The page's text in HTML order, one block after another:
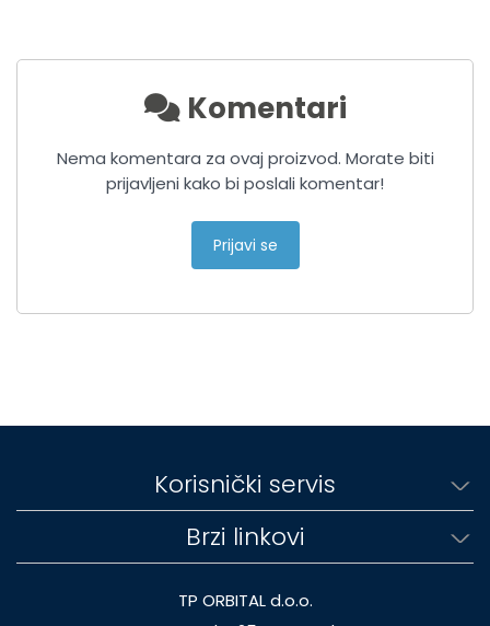
Komentari
Nema komentara za ovaj proizvod. Morate biti
prijavljeni kako bi poslali komentar!
Prijavi se
Korisnički servis
Brzi linkovi
TP ORBITAL d.o.o.